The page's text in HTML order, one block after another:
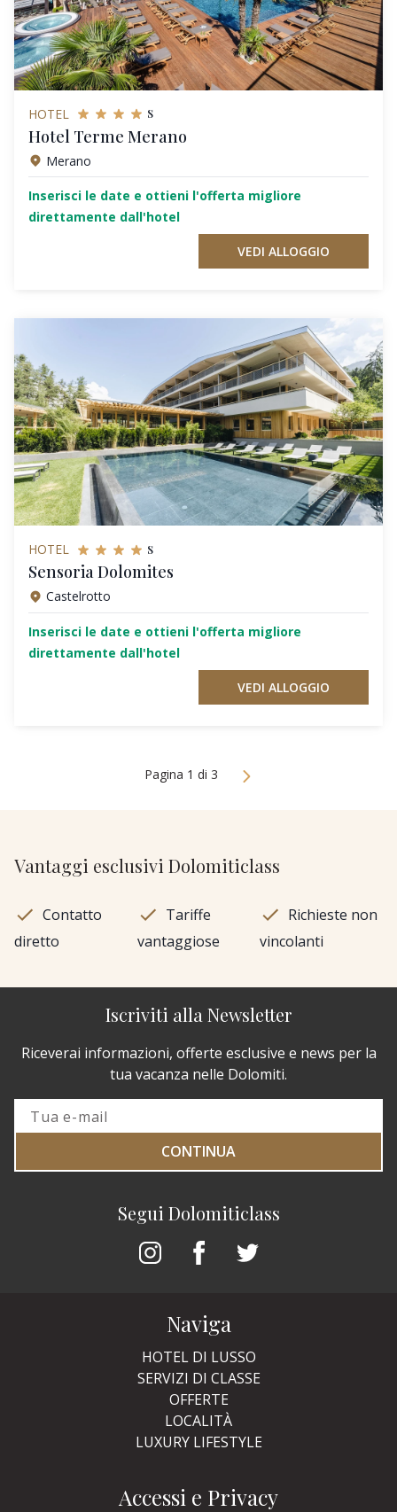
HOTEL s
Hotel Terme Merano
Merano
Inserisci le date e ottieni l'offerta migliore
direttamente dall'hotel
VEDI ALLOGGIO
HOTEL s
Sensoria Dolomites
Castelrotto
Inserisci le date e ottieni l'offerta migliore
direttamente dall'hotel
VEDI ALLOGGIO
Pagina 1 di 3
Vantaggi esclusivi Dolomiticlass
Contatto
diretto
Tariffe
vantaggiose
Richieste non
vincolanti
Segui Dolomiticlass
Iscriviti alla Newsletter
Riceverai informazioni, offerte esclusive e news per la
tua vacanza nelle Dolomiti.
CONTINUA
Naviga
HOTEL DI LUSSO
SERVIZI DI CLASSE
OFFERTE
LOCALITÀ
LUXURY LIFESTYLE
Accessi e Privacy